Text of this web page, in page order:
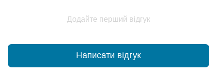
Додайте перший відгук
Написати відгук